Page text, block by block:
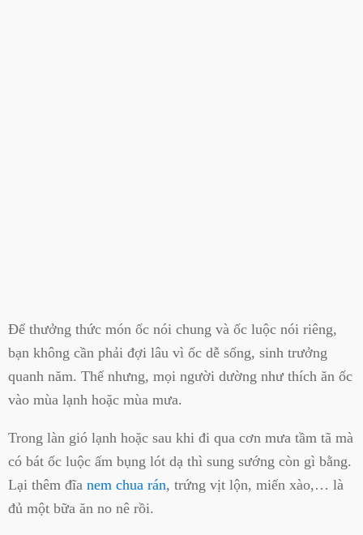
Để thưởng thức món ốc nói chung và ốc luộc nói riêng,
bạn không cần phải đợi lâu vì ốc dễ sống, sinh trưởng
quanh năm. Thế nhưng, mọi người dường như thích ăn ốc
vào mùa lạnh hoặc mùa mưa.
Trong làn gió lạnh hoặc sau khi đi qua cơn mưa tầm tã mà
có bát ốc luộc ấm bụng lót dạ thì sung sướng còn gì bằng.
Lại thêm đĩa nem chua rán, trứng vịt lộn, miến xào,… là
đủ một bữa ăn no nê rồi.